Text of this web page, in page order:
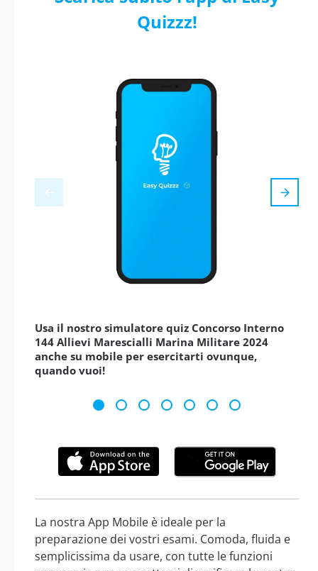
Quizzz!
Usa il nostro simulatore quiz Concorso Interno
144 Allievi Marescialli Marina Militare 2024
anche su mobile per esercitarti ovunque,
quando vuoi!
La nostra App Mobile è ideale per la
preparazione dei vostri esami. Comoda, fluida e
semplicissima da usare, con tutte le funzioni